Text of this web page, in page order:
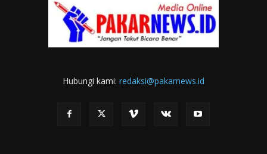
Hubungi kami: redaksi@pakarnews.id